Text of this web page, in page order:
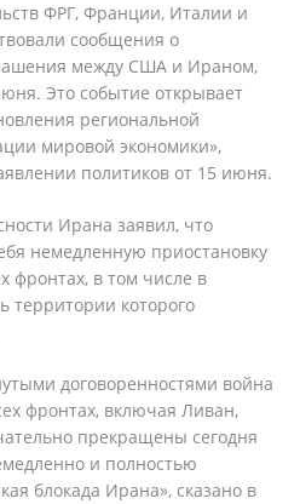
ФРГ, Франции, Италии и
сообщения о
между США и Ираном,
Это событие открывает
региональной
мировой экономики»,
политиков от 15 июня.
Ирана заявил, что
немедленную приостановку
фронтах, в том числе в
территории которого
договоренностями война
фронтах, включая Ливан,
прекращены сегодня
и полностью
блокада Ирана», сказано в